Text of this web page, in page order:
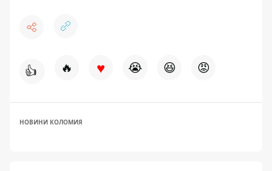
👍 🔥 ♥ 😭 😆 😡
НОВИНИ КОЛОМИЯ